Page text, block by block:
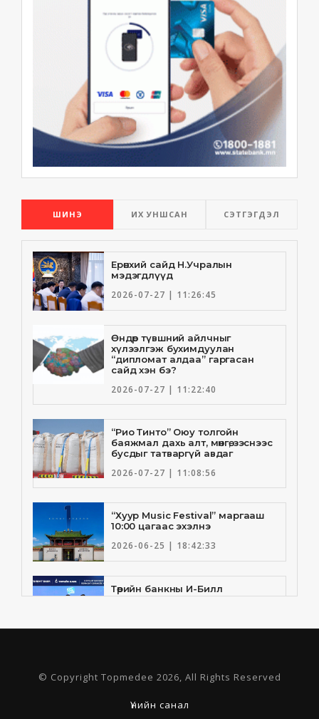
ШИНЭ ИХ УНШСАН СЭТГЭГДЭЛ
Ерөнхий сайд Н.Учралын
мэдэгдлүүд
2026-07-27 | 11:26:45
Өндөр түвшний айлчныг
хүлээлгэж бухимдуулан
“дипломат алдаа” гаргасан
сайд хэн бэ?
2026-07-27 | 11:22:40
“Рио Тинто” Оюу толгойн
баяжмал дахь алт, мөнгө, зэснээс
бусдыг татваргүй авдаг
2026-07-27 | 11:08:56
“Хуур Music Festival” маргааш
10:00 цагаас эхэлнэ
2026-06-25 | 18:42:33
Төрийн банкны И-Билл
үйлчилгээнд Голомт банк
2026-06-25 | 9:33:55
Төрийн банк, Санхүү Эдийн
Засгийн Их Сургууль хамтын
шинэчлэн байгууллаа
© Copyright Topmedee 2026, All Rights Reserved
Үнийн санал